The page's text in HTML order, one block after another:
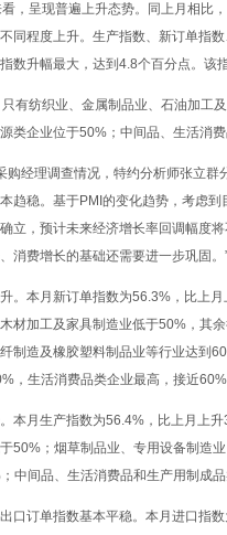
，呈现普遍上升态势。同上月相比
同程度上升。生产指数、新订单指
数升幅最大，达到4.8个百分点。
有纺织业、金属制品业、石油加工
类企业位于50%；中间品、生活消
经理调查情况，特约分析师张立群
趋稳。基于PMI的变化趋势，考虑
立，预计未来经济增长率回调幅度
消费增长的基础还需要进一步巩固。
。本月新订单指数为56.3%，比上
材加工及家具制造业低于50%，其
制造及橡胶塑料制品业等行业达到
，生活消费品类企业最高，接近
本月生产指数为56.4%，比上月上
50%；烟草制品业、专用设备制造
中间品、生活消费品和生产用制成
口订单指数基本平稳。本月进口指